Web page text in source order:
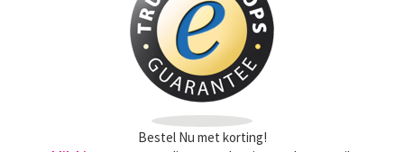
Bestel Nu met korting!